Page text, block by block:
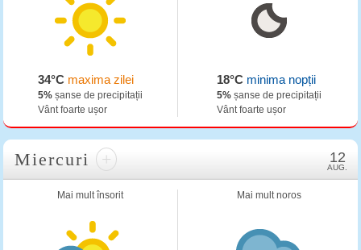
34°C maxima zilei
5% șanse de precipitații
Vânt foarte ușor
18°Cminima nopții
5%șanse de precipitații
Vânt foarte ușor
Miercuri + 12
AUG.
Mai mult însorit Mai mult noros